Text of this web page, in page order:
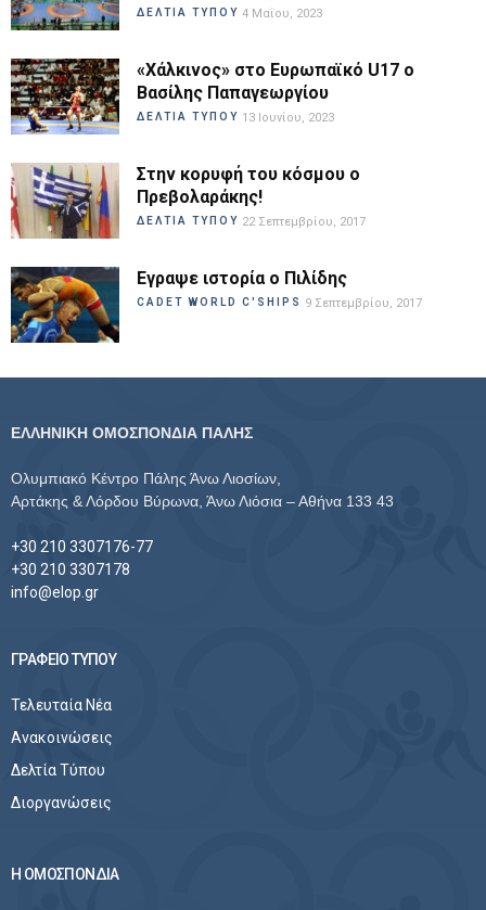
ΔΕΛΤΙΑ ΤΥΠΟΥ 4 Μαΐου, 2023
«Χάλκινος» στο Ευρωπαϊκό U17 ο
Βασίλης Παπαγεωργίου
ΔΕΛΤΙΑ ΤΥΠΟΥ 13 Ιουνίου, 2023
Στην κορυφή του κόσμου ο
Πρεβολαράκης!
ΔΕΛΤΙΑ ΤΥΠΟΥ 22 Σεπτεμβρίου, 2017
Εγραψε ιστορία ο Πιλίδης
CADET WORLD C'SHIPS 9 Σεπτεμβρίου, 2017
ΕΛΛΗΝΙΚΗ ΟΜΟΣΠΟΝΔΙΑ ΠΑΛΗΣ
Ολυμπιακό Κέντρο Πάλης Άνω Λιοσίων,
Αρτάκης & Λόρδου Βύρωνα, Άνω Λιόσια – Αθήνα 133 43
+30 210 3307176-77
+30 210 3307178
info@elop.gr
ΓΡΑΦΕΙΟ ΤΥΠΟΥ
Τελευταία Νέα
Ανακοινώσεις
Δελτία Τύπου
Διοργανώσεις
Η ΟΜΟΣΠΟΝΔΙΑ